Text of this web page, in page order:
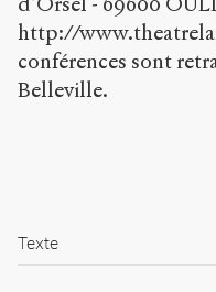
Chicago
Copier la
référence
Bibtex
ShareAlike 4.0
International
http://
conférences sont
Belleville.
Texte